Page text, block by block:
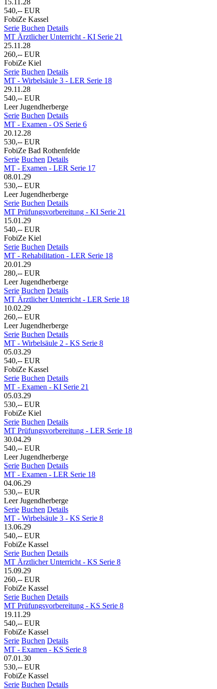
540,-- EUR
FobiZe Kassel
Serie Buchen Details
MT Ärztlicher Unterricht - KI Serie 21
25.11.28
260,-- EUR
FobiZe Kiel
Serie Buchen Details
MT - Wirbelsäule 3 - LER Serie 18
29.11.28
540,-- EUR
Leer Jugendherberge
Serie Buchen Details
MT - Examen - OS Serie 6
20.12.28
530,-- EUR
FobiZe Bad Rothenfelde
Serie Buchen Details
MT - Examen - LER Serie 17
08.01.29
530,-- EUR
Leer Jugendherberge
Serie Buchen Details
MT Prüfungsvorbereitung - KI Serie 21
15.01.29
540,-- EUR
FobiZe Kiel
Serie Buchen Details
MT - Rehabilitation - LER Serie 18
20.01.29
280,-- EUR
Leer Jugendherberge
Serie Buchen Details
MT Ärztlicher Unterricht - LER Serie 18
10.02.29
260,-- EUR
Leer Jugendherberge
Serie Buchen Details
MT - Wirbelsäule 2 - KS Serie 8
05.03.29
540,-- EUR
FobiZe Kassel
Serie Buchen Details
MT - Examen - KI Serie 21
05.03.29
530,-- EUR
FobiZe Kiel
Serie Buchen Details
MT Prüfungsvorbereitung - LER Serie 18
30.04.29
540,-- EUR
Leer Jugendherberge
Serie Buchen Details
MT - Examen - LER Serie 18
04.06.29
530,-- EUR
Leer Jugendherberge
Serie Buchen Details
MT - Wirbelsäule 3 - KS Serie 8
13.06.29
540,-- EUR
FobiZe Kassel
Serie Buchen Details
MT Ärztlicher Unterricht - KS Serie 8
15.09.29
260,-- EUR
FobiZe Kassel
Serie Buchen Details
MT Prüfungsvorbereitung - KS Serie 8
19.11.29
540,-- EUR
FobiZe Kassel
Serie Buchen Details
MT - Examen - KS Serie 8
07.01.30
530,-- EUR
FobiZe Kassel
Serie Buchen Details